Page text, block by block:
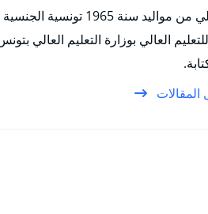
ألفة الهذيلي من مواليد سنة 1965
العالي بوزارة التعليم العالي بتونس.